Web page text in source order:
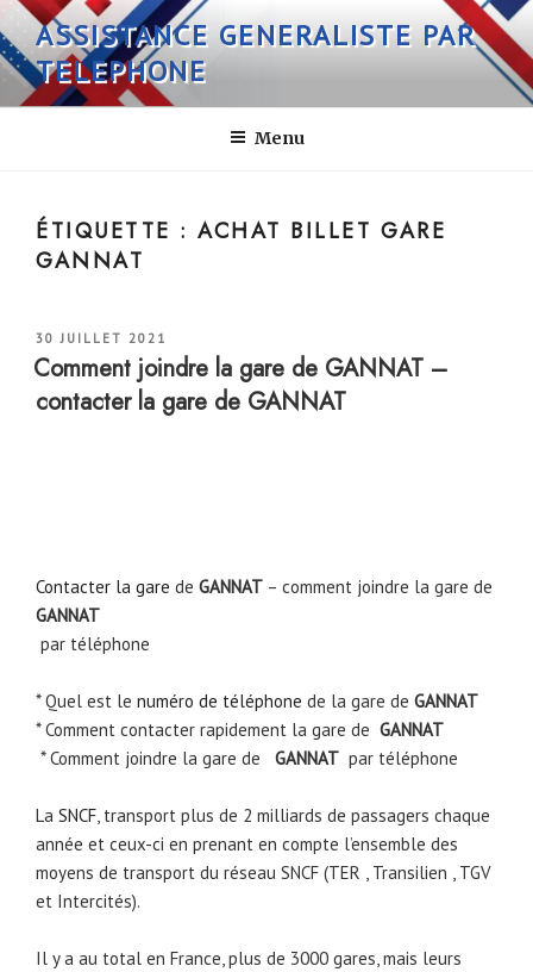
Aller
au
contenu
principal
ASSISTANCE GENERALISTE PAR
TELEPHONE
Menu
ÉTIQUETTE :ACHAT BILLET GARE
GANNAT
PUBLIÉ
LE
30 JUILLET 2021
Comment joindre la gare de GANNAT –
contacter la gare de GANNAT
Contacter la gare de GANNAT – comment joindre la gare de
GANNAT
par téléphone
* Quel est le numéro de téléphone de la gare de GANNAT
* Comment contacter rapidement la gare de GANNAT
* Comment joindre la gare de
GANNAT par téléphone
La SNCF, transport plus de 2 milliards de passagers chaque
année et ceux-ci en prenant en compte l’ensemble des
moyens de transport du réseau SNCF (TER , Transilien , TGV
et Intercités).
Il y a au total en France, plus de 3000 gares, mais leurs